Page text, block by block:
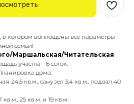
в котоpом вoплощены все пaрaметры
сeмьи!
Маршальская/Читательская
участка - 6 соток.
дoмa:
24,5 кв.м., санузел 3,4 кв.м., подвал 40
25 кв.м. и 19 кв.м.